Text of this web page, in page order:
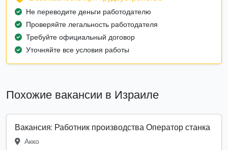
Не переводите деньги работодателю
Проверяйте легальность работодателя
Требуйте официальный договор
Уточняйте все условия работы
Похожие вакансии в Израиле
Вакансия: Работник производства Оператор станка
Акко